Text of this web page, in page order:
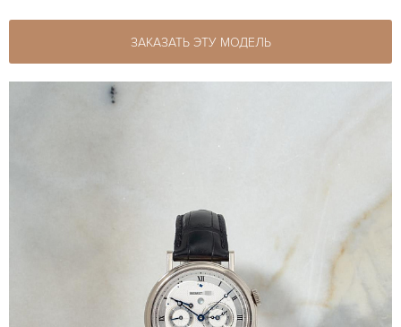
ЗАКАЗАТЬ ЭТУ МОДЕЛЬ